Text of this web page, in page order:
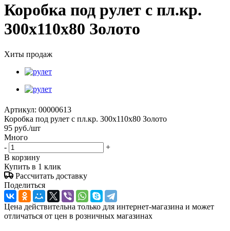
Коробка под рулет с пл.кр.
300х110х80 Золото
Хиты продаж
Артикул: 00000613
Коробка под рулет с пл.кр. 300х110х80 Золото
95 руб./шт
Много
-
+
В корзину
Купить в 1 клик
Рассчитать доставку
Поделиться
Цена действительна только для интернет-магазина и может
отличаться от цен в розничных магазинах